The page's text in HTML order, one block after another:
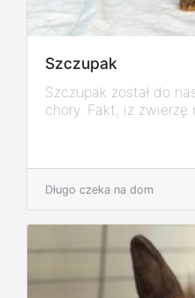
Szczupak
Szczupak został do
chory. Fakt, iż zwierzę
Długo czeka na dom